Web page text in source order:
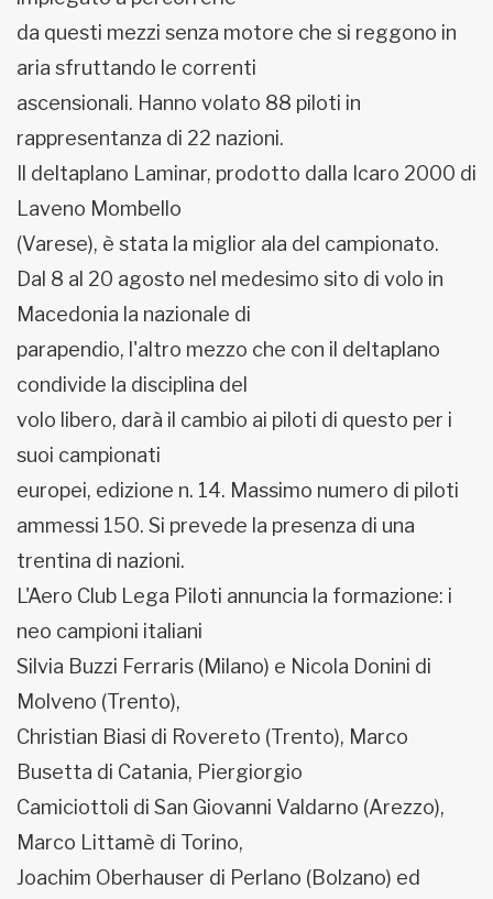
da questi mezzi senza motore che si reggono in
aria sfruttando le correnti
ascensionali. Hanno volato 88 piloti in
rappresentanza di 22 nazioni.
Il deltaplano Laminar, prodotto dalla Icaro 2000 di
Laveno Mombello
(Varese), è stata la miglior ala del campionato.
Dal 8 al 20 agosto nel medesimo sito di volo in
Macedonia la nazionale di
parapendio, l'altro mezzo che con il deltaplano
condivide la disciplina del
volo libero, darà il cambio ai piloti di questo per i
suoi campionati
europei, edizione n. 14. Massimo numero di piloti
ammessi 150. Si prevede la presenza di una
trentina di nazioni.
L'Aero Club Lega Piloti annuncia la formazione: i
neo campioni italiani
Silvia Buzzi Ferraris (Milano) e Nicola Donini di
Molveno (Trento),
Christian Biasi di Rovereto (Trento), Marco
Busetta di Catania, Piergiorgio
Camiciottoli di San Giovanni Valdarno (Arezzo),
Marco Littamè di Torino,
Joachim Oberhauser di Perlano (Bolzano) ed